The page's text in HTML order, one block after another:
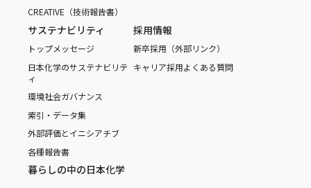
CREATIVE（技術報告書）
サステナビリティ
トップメッセージ
日本化学のサステナビリテ
ィ
環境社会ガバナンス
索引・データ集
外部評価とイニシアチブ
各種報告書
採用情報
新卒採用（外部リンク）
キャリア採用よくある質問
暮らしの中の日本化学